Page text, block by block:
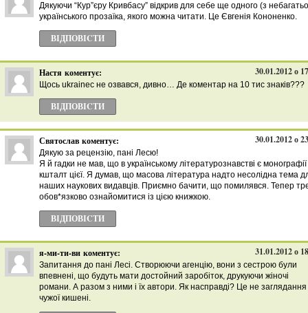
Дякуючи “Кур”єру Кривбасу” відкрив для себе ще одного (з
українського прозаїка, якого можна читати. Це Євгенія Кононенко.
ВІДПОВІCТИ
Настя коментує: 30.01.2012 о
Щось ukrainec не озвався, дивно… Де коментар на 10 тис знаків???
ВІДПОВІCТИ
Святослав коментує: 30.01.2012 о
Дякую за рецензію, пані Лесю!
Я й гадки не мав, що в українському літературознавстві є
кшталт цієї. Я думав, що масова література надто несолідна тема
наших наукових видавців. Приємно бачити, що помилявся. Тепер
обов*язково ознайомитися із цією книжкою.
ВІДПОВІCТИ
я-ми-ти-ви коментує: 31.01.2012 о
Запитання до пані Лесі. Створюючи агенцію, вони з сестрою були
впевнені, що будуть мати достойний заробіток, друкуючи жіночі
романи. А разом з ними і їх автори. Як насправді? Це не
чужої кишені.